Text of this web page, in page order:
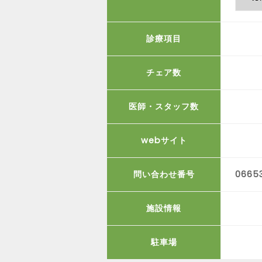
診療項目
チェア数
医師・スタッフ数
webサイト
問い合わせ番号
施設情報
駐車場